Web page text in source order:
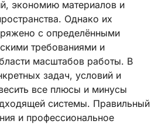
экономию материалов и
Однако их
с определёнными
требованиями и
масштабов работы. В
задач, условий и
все плюсы и минусы
системы. Правильный
и профессиональное